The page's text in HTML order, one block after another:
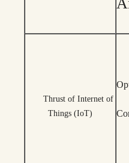
Thrust of Internet of
Things (IoT)